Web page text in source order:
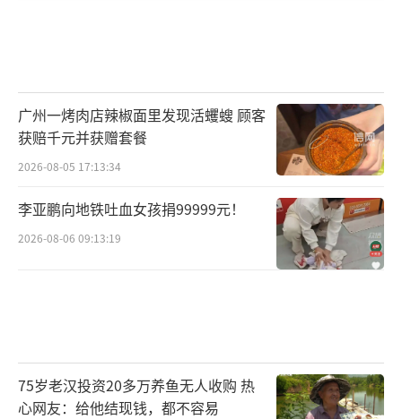
广州一烤肉店辣椒面里发现活蠼螋 顾客
获赔千元并获赠套餐
2026-08-05 17:13:34
李亚鹏向地铁吐血女孩捐99999元！
2026-08-06 09:13:19
75岁老汉投资20多万养鱼无人收购 热
心网友：给他结现钱，都不容易